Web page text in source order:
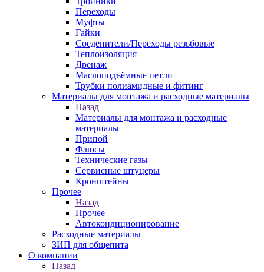
Переходы
Муфты
Гайки
Соеденители/Переходы резьбовые
Теплоизоляция
Дренаж
Маслоподъёмные петли
Трубки полиамидные и фитинг
Материалы для монтажа и расходные материалы
Назад
Материалы для монтажа и расходные
материалы
Припой
Флюсы
Технические газы
Сервисные штуцеры
Кронштейны
Прочее
Назад
Прочее
Автокондиционирование
Расходные материалы
ЗИП для общепита
О компании
Назад